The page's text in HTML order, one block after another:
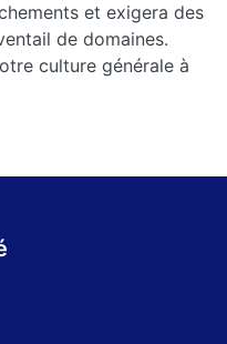
et exigera des
de domaines.
culture générale à